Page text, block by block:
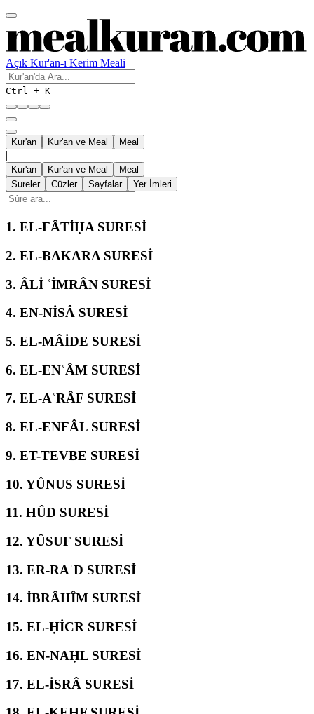
Açık Kur'an-ı Kerim Meali
Ctrl + K
Kur'an Kur'an ve Meal Meal
|
Kur'an Kur'an ve Meal
Meal
Sureler
Cüzler Sayfalar Yer İmleri
1. EL-FÂTİḤA SURESİ
2. EL-BAKARA SURESİ
3. ÂLİ ʿİMRÂN SURESİ
4. EN-NİSÂ SURESİ
5. EL-MÂİDE SURESİ
6. EL-ENʿÂM SURESİ
7. EL-AʿRÂF SURESİ
8. EL-ENFÂL SURESİ
9. ET-TEVBE SURESİ
10. YÛNUS SURESİ
11. HÛD SURESİ
12. YÛSUF SURESİ
13. ER-RAʿD SURESİ
14. İBRÂHÎM SURESİ
15. EL-ḤİCR SURESİ
16. EN-NAḤL SURESİ
17. EL-İSRÂ SURESİ